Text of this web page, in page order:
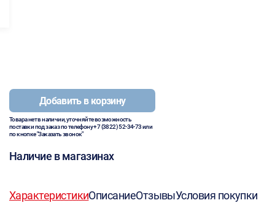
Добавить в корзину
Товара нет в наличии, уточняйте возможность
поставки под заказ по телефону+7 (3822) 52-34-73или
по кнопке "Заказать звонок"
Наличие в магазинах
ХарактеристикиОписаниеОтзывыУсловия покупки